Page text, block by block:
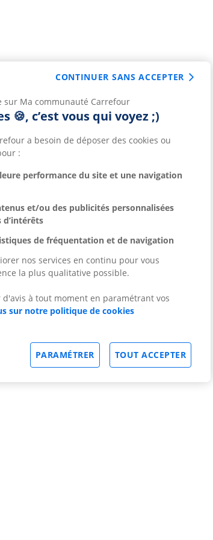
sur Ma communauté Carrefour
🍪, c’est vous qui voyez ;)
a besoin de déposer des cookies ou
:
performance du site et une navigation
et/ou des publicités personnalisées
d’intérêts
de fréquentation et de navigation
nos services en continu pour vous
la plus qualitative possible.
d'avis à tout moment en paramétrant vos
sur notre politique de cookies
TOUT ACCEPTER
PARAMÉTRER
CONTINUER SANS ACCEPTER